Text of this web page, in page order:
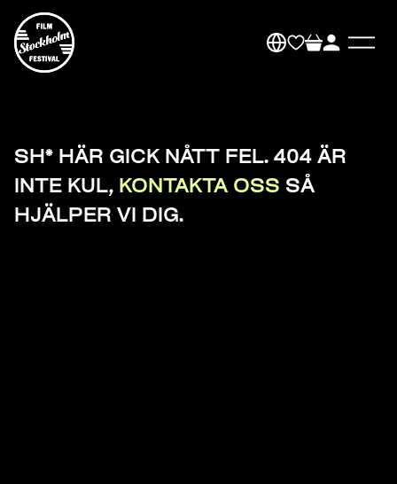
SH* HÄR GICK NÅTT FEL. 404 ÄR
INTE KUL, KONTAKTA OSS SÅ
HJÄLPER VI DIG.